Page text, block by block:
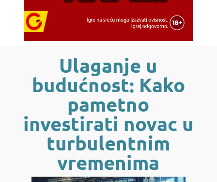
Ulaganje u
budućnost: Kako
pametno
investirati novac u
turbulentnim
vremenima